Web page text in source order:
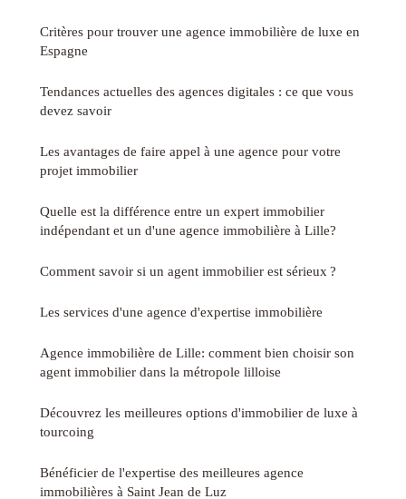
Critères pour trouver une agence immobilière de luxe en
Espagne
Tendances actuelles des agences digitales : ce que vous
devez savoir
Les avantages de faire appel à une agence pour votre
projet immobilier
Quelle est la différence entre un expert immobilier
indépendant et un d'une agence immobilière à Lille?
Comment savoir si un agent immobilier est sérieux ?
Les services d'une agence d'expertise immobilière
Agence immobilière de Lille: comment bien choisir son
agent immobilier dans la métropole lilloise
Découvrez les meilleures options d'immobilier de luxe à
tourcoing
Bénéficier de l'expertise des meilleures agence
immobilières à Saint Jean de Luz